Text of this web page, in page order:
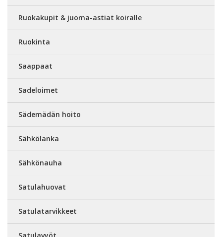
Ruokakupit & juoma-astiat koiralle
Ruokinta
Saappaat
Sadeloimet
Sädemädän hoito
Sähkölanka
Sähkönauha
Satulahuovat
Satulatarvikkeet